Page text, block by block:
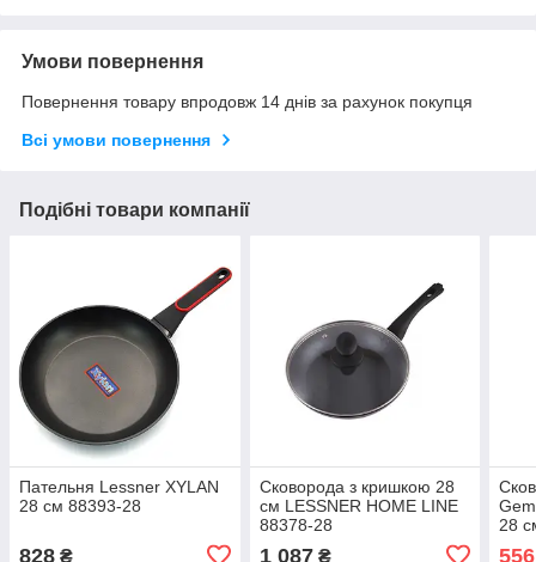
Умови повернення
Повернення товару впродовж 14 днів за рахунок покупця
Всі умови повернення
Подібні товари компанії
Пательня Lessner XYLAN
28 см 88393-28
828 ₴
Сковорода з кришкою 28
см LESSNER HOME LINE
88378-28
1 087₴
28
556